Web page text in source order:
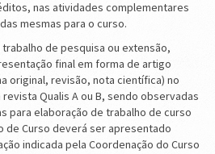
nas atividades complementares
mesmas para o curso.
de pesquisa ou extensão,
final em forma de artigo
original, revisão, nota científica) no
Qualis A ou B, sendo observadas
para elaboração de trabalho de curso
de Curso deverá ser apresentado
indicada pela Coordenação do Curso